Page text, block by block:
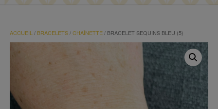
ACCUEIL / BRACELETS/CHAÎNETTE/ BRACELET SEQUINS BLEU (5)